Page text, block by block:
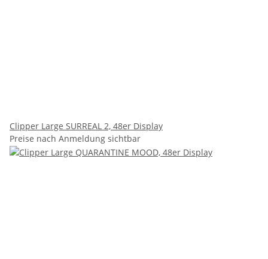
Clipper Large SURREAL 2, 48er Display
Preise nach Anmeldung sichtbar